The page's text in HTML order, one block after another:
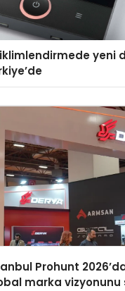
iklimlendirmede yeni
Prohunt
marka vizyonunu